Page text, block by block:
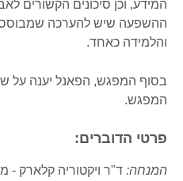
המידע, וכן סיכונים הקשורים
ההשפעה שיש להערכה
והלמידה כאחד.
בסוף המפגש, הפאנל יענה על
המפגש.
פרטי הדוברים:
המנחה: ד"ר ויקטוריה קלארק -